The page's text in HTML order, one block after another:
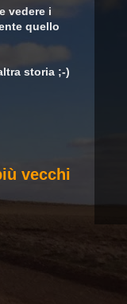
vedere i
quello
storia ;-)
vecchi